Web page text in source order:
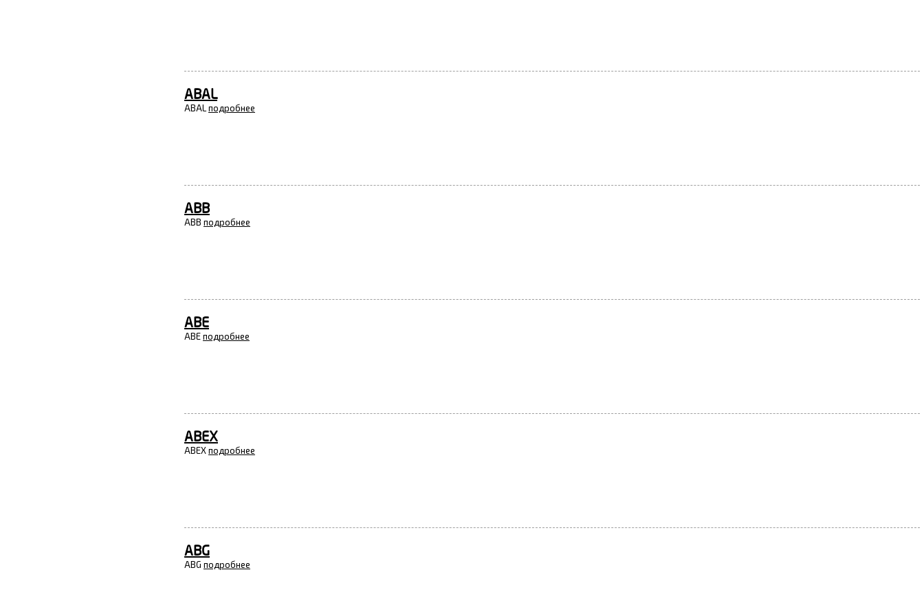
ABAL
ABAL подробнее
ABB
ABB подробнее
ABE
ABEподробнее
ABEX
ABEXподробнее
ABG
ABG подробнее